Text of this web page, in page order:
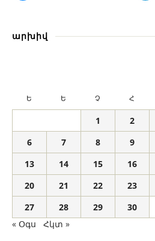
արխիվ
Ե Ե Չ Հ
1 2
6
7 8 9
13
14 15 16
20
21 22 23
27
28 29
30
« Օգս
Հկտ »